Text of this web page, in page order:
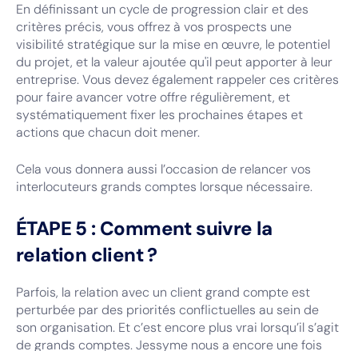
En définissant un cycle de progression clair et des
critères précis, vous offrez à vos prospects une
visibilité stratégique sur la mise en œuvre, le potentiel
du projet, et la valeur ajoutée qu'il peut apporter à leur
entreprise. Vous devez également rappeler ces critères
pour faire avancer votre offre régulièrement, et
systématiquement fixer les prochaines étapes et
actions que chacun doit mener.
Cela vous donnera aussi l’occasion de relancer vos
interlocuteurs grands comptes lorsque nécessaire.
ÉTAPE 5 : Comment suivre la
relation client ?
Parfois, la relation avec un client grand compte est
perturbée par des priorités conflictuelles au sein de
son organisation. Et c’est encore plus vrai lorsqu’il s’agit
de grands comptes. Jessyme nous a encore une fois